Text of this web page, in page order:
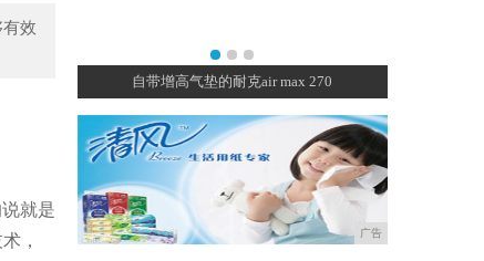
效
就是
，
自带增高气垫的耐克air max 270
广告